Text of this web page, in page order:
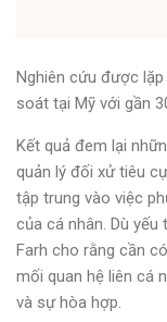
Nghiên cứu được
soát tại Mỹ với gần
Kết quả đem lại
quản lý đối xử tiêu
tập trung vào việc
của cá nhân. Dù
Farh cho rằng cần
mối quan hệ liên cá
và sự hòa hợp.